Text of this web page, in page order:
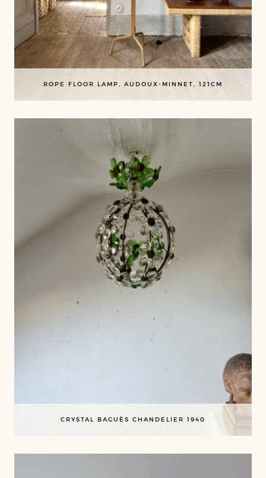
ROPE FLOOR LAMP, AUDOUX-MINNET, 121CM
CRYSTAL BAGUÈS CHANDELIER 1940